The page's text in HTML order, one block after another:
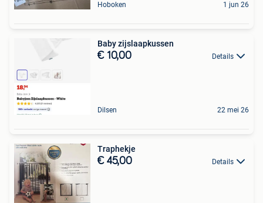
Hoboken 1 jun 26
Baby zijslaapkussen
€ 10,00 Details
Dilsen 22 mei 26
Traphekje
€ 45,00 Details